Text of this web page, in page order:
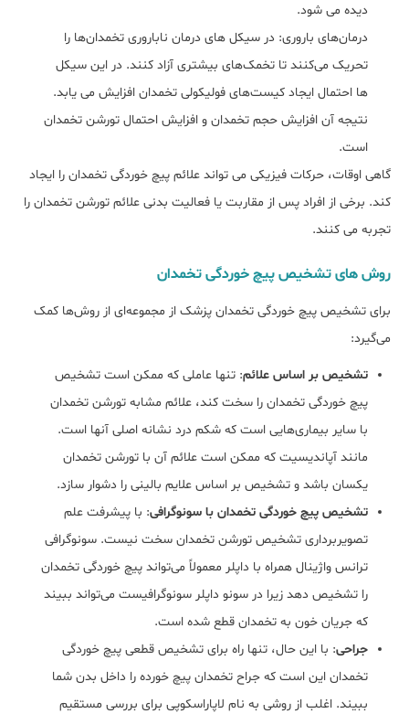
دیده می شود.
درمان‌های باروری: در سیکل های درمان ناباروری تخمدان‌ها را
تحریک می‌کنند تا تخمک‌های بیشتری آزاد کنند. در این سیکل
ها احتمال ایجاد کیست‌های فولیکولی تخمدان افزایش می یابد.
نتیجه آن افزایش حجم تخمدان و افزایش احتمال تورشن تخمدان
است.
گاهی اوقات، حرکات فیزیکی می تواند علائم پیچ خوردگی تخمدان را ایجاد
کند. برخی از افراد پس از مقاربت یا فعالیت بدنی علائم تورشن تخمدان را
تجربه می کنند.
روش های تشخیص پیچ خوردگی تخمدان
برای تشخیص پیچ خوردگی تخمدان پزشک از مجموعه‌ای از روش‌ها کمک
می‌گیرد:
تشخیص بر اساس علائم: تنها عاملی که ممکن است تشخیص
پیچ خوردگی تخمدان را سخت کند، علائم مشابه تورشن تخمدان
با سایر بیماری‌هایی است که شکم درد نشانه اصلی آنها است.
مانند آپاندیسیت که ممکن است علائم آن با تورشن تخمدان
یکسان باشد و تشخیص بر اساس علايم بالینی را دشوار سازد.
تشخیص پیچ خوردگی تخمدان با سونوگرافی: با پیشرفت علم
تصویربرداری تشخیص تورشن تخمدان سخت نیست. سونوگرافی
ترانس واژینال همراه با داپلر معمولاً می‌تواند پیچ خوردگی تخمدان
را تشخیص دهد زیرا در سونو داپلر سونوگرافیست می‌تواند ببیند
که جریان خون به تخمدان قطع شده است.
جراحی: با این حال، تنها راه برای تشخیص قطعی پیچ خوردگی
تخمدان این است که جراح تخمدان پیچ خورده را داخل بدن شما
ببیند. اغلب از روشی به نام لاپاراسکوپی برای بررسی مستقیم